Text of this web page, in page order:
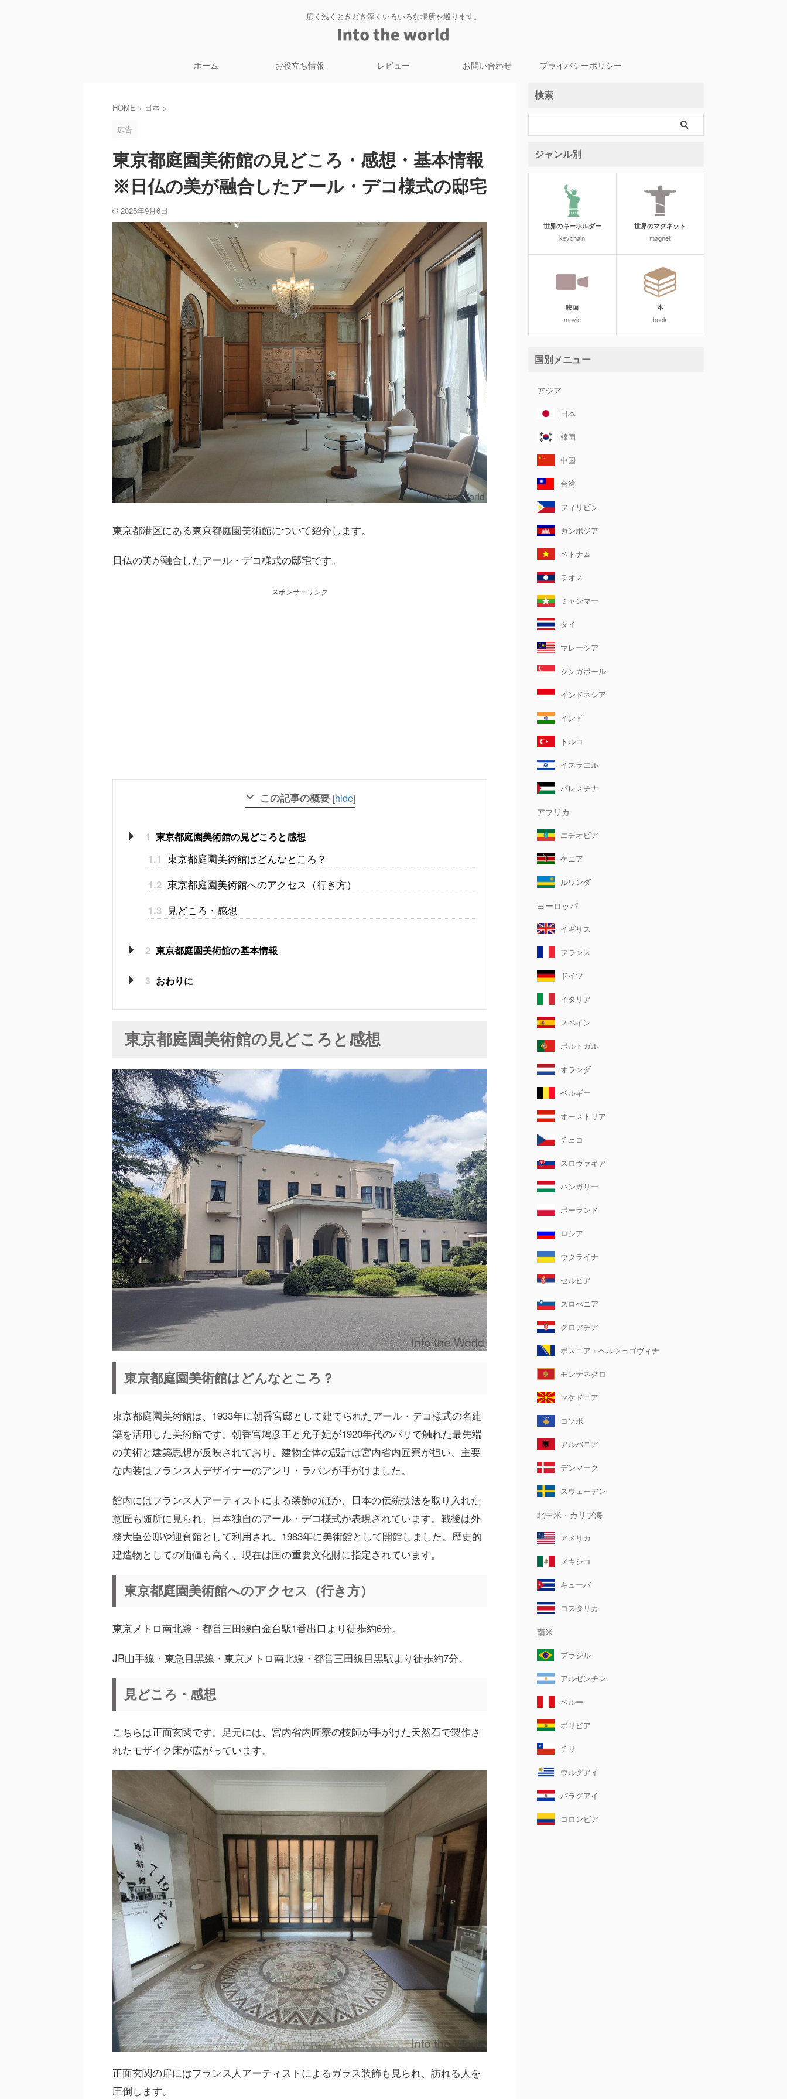
広く浅くときどき深くいろいろな場所を巡ります。
ホーム お役立ち情報 レビュー お問い合わせ プライバシーポリシー
HOME > 日本 >
広告
東京都庭園美術館の見どころ・感想・基本情報
※日仏の美が融合したアール・デコ様式の邸宅
2025年9月6日
東京都港区にある東京都庭園美術館について紹介します。
日仏の美が融合したアール・デコ様式の邸宅です。
スポンサーリンク
この記事の概要 [hide]
1 東京都庭園美術館の見どころと感想
1.1 東京都庭園美術館はどんなところ？
1.2 東京都庭園美術館へのアクセス（行き方）
1.3 見どころ・感想
2 東京都庭園美術館の基本情報
3 おわりに
東京都庭園美術館の見どころと感想
東京都庭園美術館はどんなところ？
東京都庭園美術館は、1933年に朝香宮邸として建てられたアール・デコ様式の名建
築を活用した美術館です。朝香宮鳩彦王と允子妃が1920年代のパリで触れた最先端
の美術と建築思想が反映されており、建物全体の設計は宮内省内匠寮が担い、主要
な内装はフランス人デザイナーのアンリ・ラパンが手がけました。
館内にはフランス人アーティストによる装飾のほか、日本の伝統技法を取り入れた
意匠も随所に見られ、日本独自のアール・デコ様式が表現されています。戦後は外
務大臣公邸や迎賓館として利用され、1983年に美術館として開館しました。歴史的
建造物としての価値も高く、現在は国の重要文化財に指定されています。
東京都庭園美術館へのアクセス（行き方）
東京メトロ南北線・都営三田線白金台駅1番出口より徒歩約6分。
JR山手線・東急目黒線・東京メトロ南北線・都営三田線目黒駅より徒歩約7分。
見どころ・感想
こちらは正面玄関です。足元には、宮内省内匠寮の技師が手がけた天然石で製作さ
れたモザイク床が広がっています。
正面玄関の扉にはフランス人アーティストによるガラス装飾も見られ、訪れる人を
圧倒します。
検索
ジャンル別
世界のキーホルダー
keychain
世界のマグネット
magnet
映画
movie
本
book
国別メニュー
アジア
日本
韓国
中国
台湾
フィリピン
カンボジア
ベトナム
ラオス
ミャンマー
タイ
マレーシア
シンガポール
インドネシア
インド
トルコ
イスラエル
パレスチナ
アフリカ
エチオピア
ケニア
ルワンダ
ヨーロッパ
イギリス
フランス
ドイツ
イタリア
スペイン
ポルトガル
オランダ
ベルギー
オーストリア
チェコ
スロヴァキア
ハンガリー
ポーランド
ロシア
ウクライナ
セルビア
スロべニア
クロアチア
ボスニア・ヘルツェゴヴィナ
モンテネグロ
マケドニア
コソボ
アルバニア
デンマーク
スウェーデン
北中米・カリブ海
アメリカ
メキシコ
キューバ
コスタリカ
南米
ブラジル
アルゼンチン
ペルー
ボリビア
チリ
ウルグアイ
パラグアイ
コロンビア